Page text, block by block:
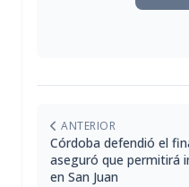
ANTERIOR
Córdoba defendió el
aseguró que permitirá
en San Juan